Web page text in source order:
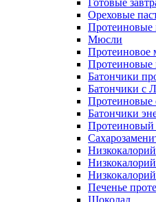
Готовые
Ореховые
Мюсли
Протеиновое
Протеиновые
Батончики
Батончики с
Протеиновые
Батончики
Протеиновый
Печенье
Шоколад